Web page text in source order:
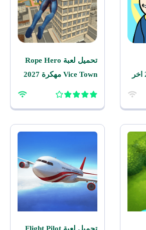
Shelter مهكرة 2027 اخر
تحميل لعبة Rope Hero
Vice Town مهكرة 2027